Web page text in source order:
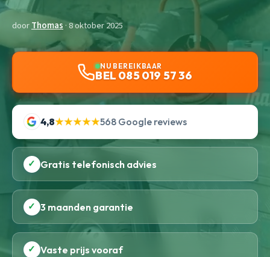
doorThomas · 8 oktober 2025
NU BEREIKBAAR
BEL 085 019 57 36
4,8★★★★★568 Google reviews
✓ Gratis telefonisch advies
✓ 3 maanden garantie
✓ Vaste prijs vooraf